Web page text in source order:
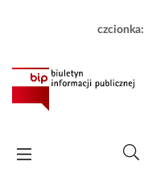
czcionka: